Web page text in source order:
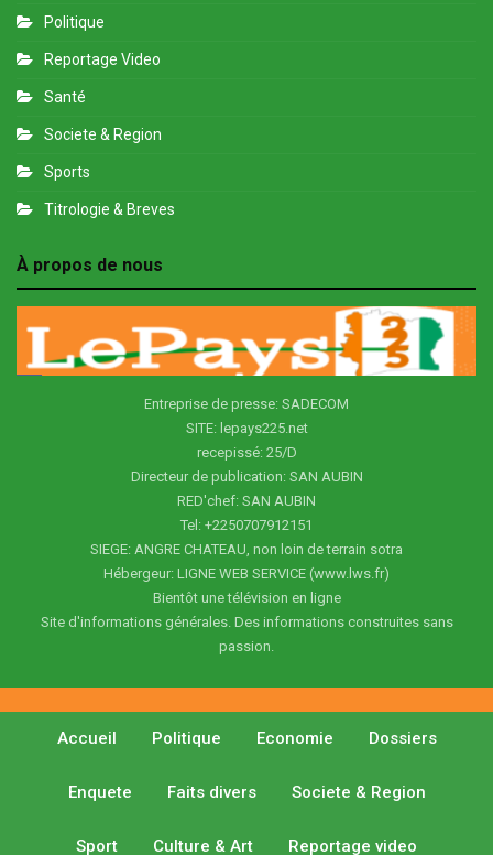
Politique
Reportage Video
Santé
Societe & Region
Sports
Titrologie & Breves
À propos de nous
Entreprise de presse: SADECOM
SITE: lepays225.net
recepissé: 25/D
Directeur de publication: SAN AUBIN
RED'chef: SAN AUBIN
Tel: +2250707912151
SIEGE: ANGRE CHATEAU, non loin de terrain sotra
Hébergeur: LIGNE WEB SERVICE (www.lws.fr)
Bientôt une télévision en ligne
Site d'informations générales. Des informations construites sans
passion.
Accueil Politique Economie Dossiers
Enquete Faits divers Societe & Region
Sport Culture & Art Reportage video